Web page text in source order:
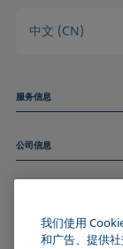
中文 (CN)
服务信息
技术服务
和我们取得联系
公司信息
关于我们
加入KRÜSS社区
我们使用
和广告、提供